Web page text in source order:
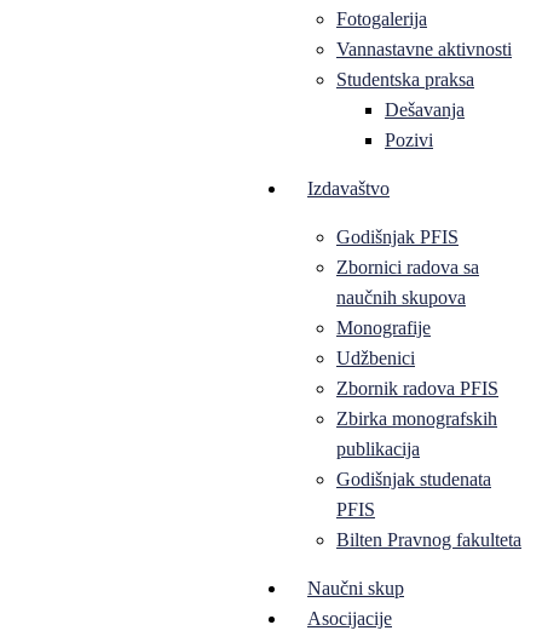
Fotogalerija
Vannastavne aktivnosti
Studentska praksa
Dešavanja
Pozivi
Izdavaštvo
Godišnjak PFIS
Zbornici radova sa
naučnih skupova
Monografije
Udžbenici
Zbornik radova PFIS
Zbirka monografskih
publikacija
Godišnjak studenata
PFIS
Bilten Pravnog fakulteta
Naučni skup
Asocijacije